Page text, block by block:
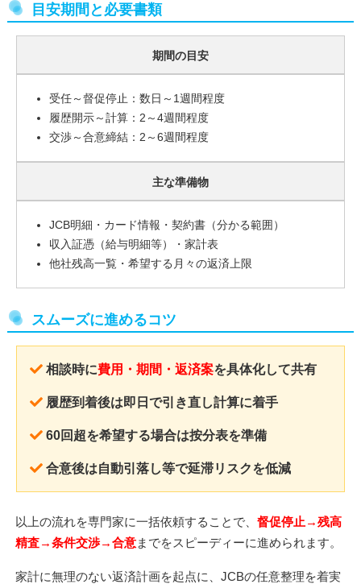
目安期間と必要書類
期間の目安
受任～督促停止：数日～1週間程度
履歴開示～計算：2～4週間程度
交渉～合意締結：2～6週間程度
主な準備物
JCB明細・カード情報・契約書（分かる範囲）
収入証憑（給与明細等）・家計表
他社残高一覧・希望する月々の返済上限
スムーズに進めるコツ
相談時に費用・期間・返済案を具体化して共有
履歴到着後は即日で引き直し計算に着手
60回超を希望する場合は按分表を準備
合意後は自動引落し等で延滞リスクを低減
以上の流れを専門家に一括依頼することで、 督促停止→残高
精査→条件交渉→合意までをスピーディーに進められます。
家計に無理のない返済計画を起点に、JCBの任意整理を着実